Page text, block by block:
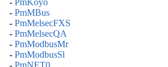
- PmMBus
- PmMelsecFXS
- PmMelsecQA
- PmModbusMr
- PmModbusSl
- PmNET0